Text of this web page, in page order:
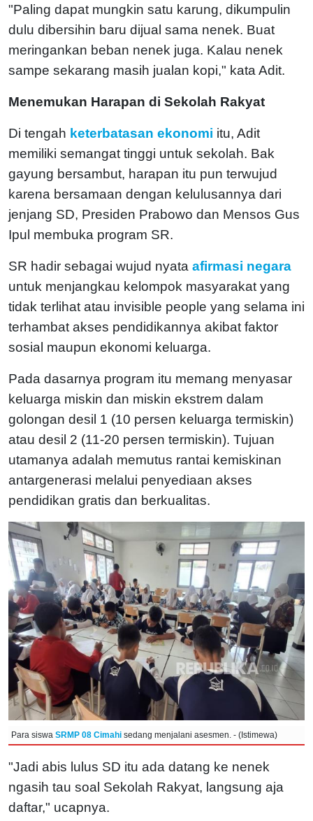
"Paling dapat mungkin satu karung, dikumpulin
dulu dibersihin baru dijual sama nenek. Buat
meringankan beban nenek juga. Kalau nenek
sampe sekarang masih jualan kopi," kata Adit.
Menemukan Harapan di Sekolah Rakyat
Di tengah keterbatasan ekonomi itu, Adit
memiliki semangat tinggi untuk sekolah. Bak
gayung bersambut, harapan itu pun terwujud
karena bersamaan dengan kelulusannya dari
jenjang SD, Presiden Prabowo dan Mensos Gus
Ipul membuka program SR.
SR hadir sebagai wujud nyata afirmasi negara
untuk menjangkau kelompok masyarakat yang
tidak terlihat atau invisible people yang selama ini
terhambat akses pendidikannya akibat faktor
sosial maupun ekonomi keluarga.
Pada dasarnya program itu memang menyasar
keluarga miskin dan miskin ekstrem dalam
golongan desil 1 (10 persen keluarga termiskin)
atau desil 2 (11-20 persen termiskin). Tujuan
utamanya adalah memutus rantai kemiskinan
antargenerasi melalui penyediaan akses
pendidikan gratis dan berkualitas.
Para siswa SRMP 08 Cimahi sedang menjalani asesmen. - (Istimewa)
"Jadi abis lulus SD itu ada datang ke nenek
ngasih tau soal Sekolah Rakyat, langsung aja
daftar," ucapnya.